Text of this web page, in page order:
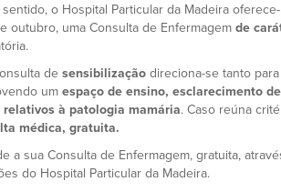
o Hospital Particular da Madeira
outubro, uma Consulta de Enfermagem de
de sensibilização direciona-se tanto
um espaço de ensino, esclarecimento
à patologia mamária. Caso reúna
médica, gratuita.
a sua Consulta de Enfermagem, gratuita,
do Hospital Particular da Madeira.